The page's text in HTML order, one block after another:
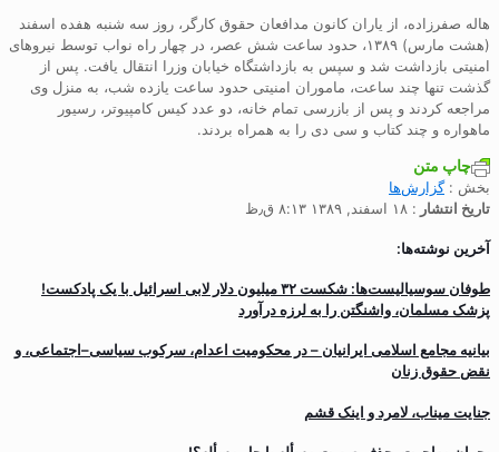
هاله صفرزاده، از یاران کانون مدافعان حقوق کارگر، روز سه شنبه هفده اسفند
(هشت مارس) ۱۳۸۹، حدود ساعت شش عصر، در چهار راه نواب توسط نیروهای
امنیتی بازداشت شد و سپس به بازداشتگاه خیابان وزرا انتقال یافت. پس از
گذشت تنها چند ساعت، ماموران امنیتی حدود ساعت یازده شب، به منزل وی
مراجعه کردند و پس از بازرسی تمام خانه، دو عدد کیس کامپیوتر، رسیور
ماهواره و چند کتاب و سی دی را به همراه بردند.
چاپ متن
بخش :گزارش‌ها
تاریخ انتشار : ۱۸ اسفند, ۱۳۸۹ ۸:۱۳ ق٫ظ
آخرین نوشته‌ها:
طوفان سوسیالیست‌ها: شکست ۳۲ میلیون دلار لابی اسرائیل با یک پادکست!
پزشک مسلمان، واشنگتن را به لرزه درآورد
بیانیه مجامع اسلامی ایرانیان – در محکومیت اعدام، سرکوب سیاسی–اجتماعی، و
نقض حقوق زنان
جنایت میناب، لامرد و اینک قشم